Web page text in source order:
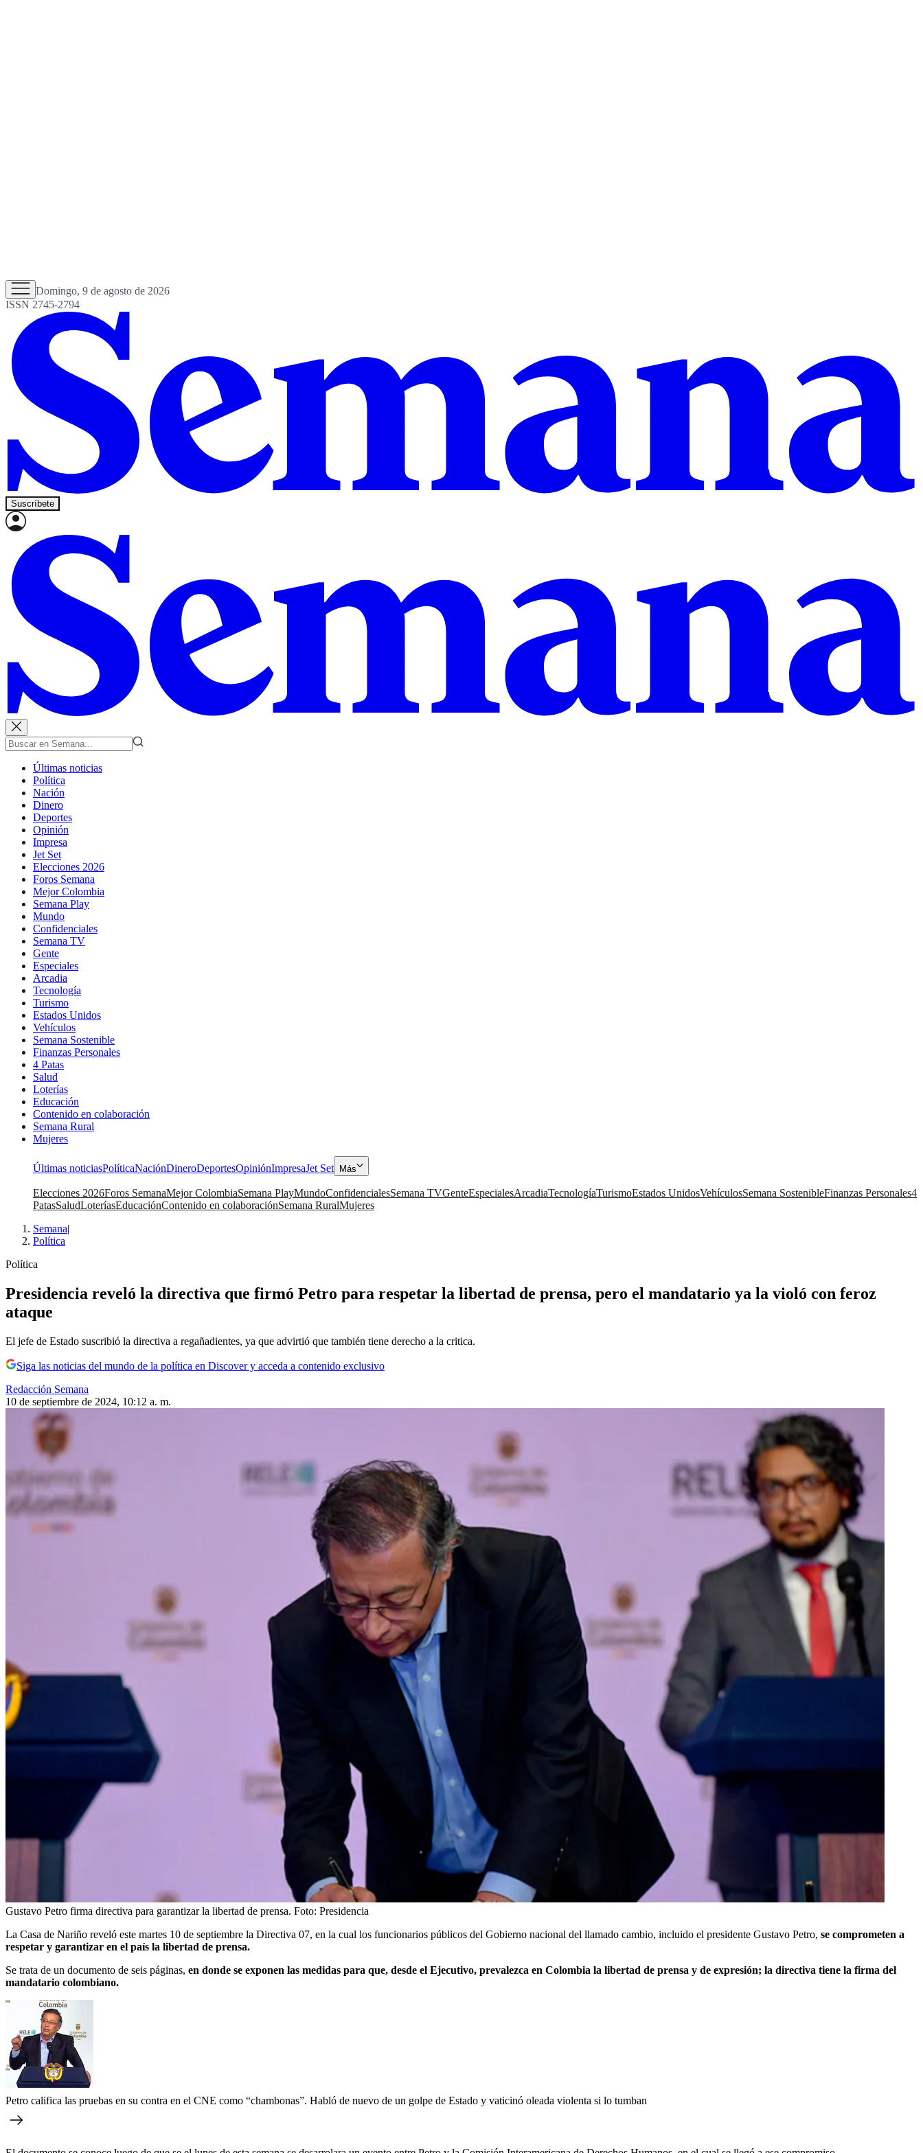
Domingo, 9 de agosto de 2026
ISSN 2745-2794
Suscríbete
Últimas noticias
Política
Nación
Dinero
Deportes
Opinión
Impresa
Jet Set
Elecciones 2026
Foros Semana
Mejor Colombia
Semana Play
Mundo
Confidenciales
Semana TV
Gente
Especiales
Arcadia
Tecnología
Turismo
Estados Unidos
Vehículos
Semana Sostenible
Finanzas Personales
4 Patas
Salud
Loterías
Educación
Contenido en colaboración
Semana Rural
Mujeres
Últimas noticiasPolíticaNaciónDineroDeportesOpiniónImpresaJet Set Más
Elecciones 2026Foros SemanaMejor ColombiaSemana PlayMundoConfidencialesSemana TVGenteEspecialesArcadiaTecnologíaTurismoEstados UnidosVehículosSemana SostenibleFinanzas Personales4
PatasSaludLoteríasEducaciónContenido en colaboraciónSemana RuralMujeres
Semana|
Política
Política
Presidencia reveló la directiva que firmó Petro para respetar la libertad de prensa, pero el mandatario ya la violó con feroz
ataque
El jefe de Estado suscribió la directiva a regañadientes, ya que advirtió que también tiene derecho a la critica.
Siga las noticias del mundo de la política en Discover y acceda a contenido exclusivo
Redacción Semana
10 de septiembre de 2024, 10:12 a. m.
Gustavo Petro firma directiva para garantizar la libertad de prensa. Foto: Presidencia
La Casa de Nariño reveló este martes 10 de septiembre la Directiva 07, en la cual los funcionarios públicos del Gobierno nacional del llamado cambio, incluido el presidente Gustavo Petro, se comprometen a
respetar y garantizar en el país la libertad de prensa.
Se trata de un documento de seis páginas, en donde se exponen las medidas para que, desde el Ejecutivo, prevalezca en Colombia la libertad de prensa y de expresión; la directiva tiene la firma del
mandatario colombiano.
Petro califica las pruebas en su contra en el CNE como “chambonas”. Habló de nuevo de un golpe de Estado y vaticinó oleada violenta si lo tumban